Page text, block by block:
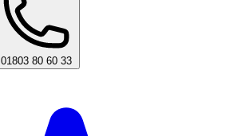
01803 80 60 33